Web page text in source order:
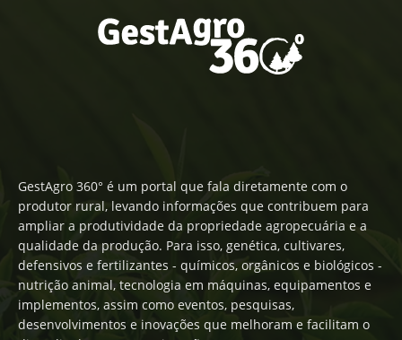
GestAgro 360° é um portal que fala diretamente com o
produtor rural, levando informações que contribuem para
ampliar a produtividade da propriedade agropecuária e a
qualidade da produção. Para isso, genética, cultivares,
defensivos e fertilizantes - químicos, orgânicos e biológicos -
nutrição animal, tecnologia em máquinas, equipamentos e
implementos, assim como eventos, pesquisas,
desenvolvimentos e inovações que melhoram e facilitam o